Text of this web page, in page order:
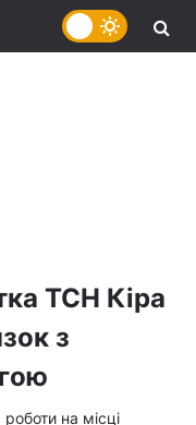
ТСН Кіра
з
на місці